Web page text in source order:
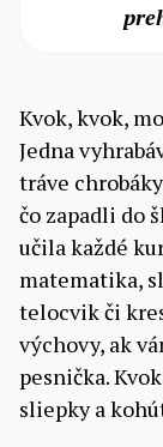
Kvok, kvok,
Jedna
tráve
čo zapadli do
učila každé
matematika,
telocvik či
výchovy, ak
pesnička.
sliepky a